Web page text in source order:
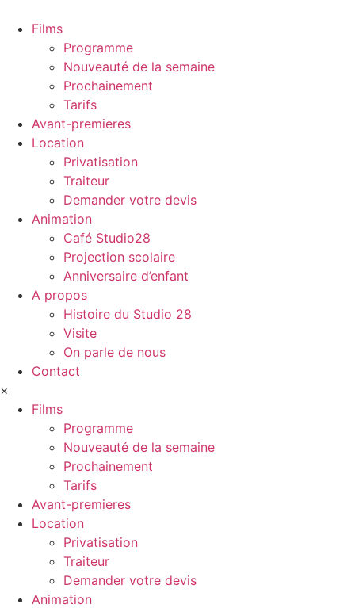
Films
Programme
Nouveauté de la semaine
Prochainement
Tarifs
Avant-premieres
Location
Privatisation
Traiteur
Demander votre devis
Animation
Café Studio28
Projection scolaire
Anniversaire d’enfant
A propos
Histoire du Studio 28
Visite
On parle de nous
Contact
×
Films
Programme
Nouveauté de la semaine
Prochainement
Tarifs
Avant-premieres
Location
Privatisation
Traiteur
Demander votre devis
Animation